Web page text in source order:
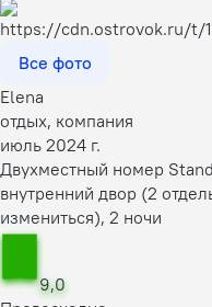
Все фото
Elena
отдых, компания
июль 2024 г.
Двухместный номер
внутренний двор (2
измениться), 2 ночи
9,0